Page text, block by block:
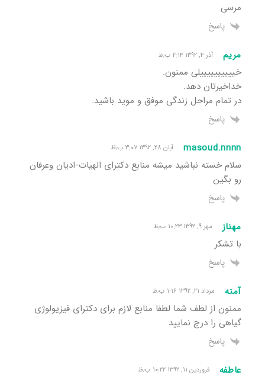
مرسی
پاسخ
مریم آذر ۴, ۱۳۹۲ ۲:۱۴ ب٫ظ
خییییییییییلی ممنون.
خداخیرتان دهد.
در تمام مراحل زندگی موفق و موید باشید.
پاسخ
masoud.nnnn آبان ۲۸, ۱۳۹۲ ۳:۰۷ ب٫ظ
سلام خسته نباشید میشه منابع دکترای الهیات-ادیان وعرفان
رو بگین
پاسخ
مهناز مهر ۹, ۱۳۹۲ ۱۰:۲۳ ب٫ظ
با تشکر
پاسخ
آمنه مرداد ۲۱, ۱۳۹۲ ۱:۱۶ ب٫ظ
ممنون از لطف شما لطفا منابع لازم برای دکترای فیزیولوژی
گیاهی را درج نمایید
پاسخ
عاطفه فروردین ۱۱, ۱۳۹۲ ۱۰:۲۲ ب٫ظ